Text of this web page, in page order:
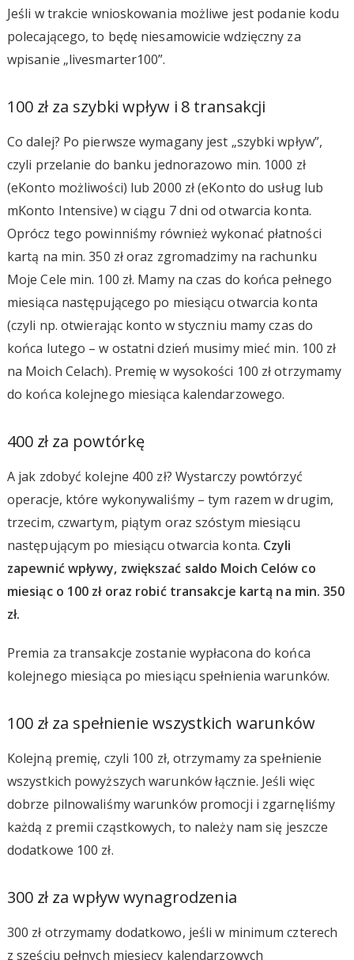
Jeśli w trakcie wnioskowania możliwe jest podanie kodu
polecającego, to będę niesamowicie wdzięczny za
wpisanie „livesmarter100”.
100 zł za szybki wpływ i 8 transakcji
Co dalej? Po pierwsze wymagany jest „szybki wpływ”,
czyli przelanie do banku jednorazowo min. 1000 zł
(eKonto możliwości) lub 2000 zł (eKonto do usług lub
mKonto Intensive) w ciągu 7 dni od otwarcia konta.
Oprócz tego powinniśmy również wykonać płatności
kartą na min. 350 zł oraz zgromadzimy na rachunku
Moje Cele min. 100 zł. Mamy na czas do końca pełnego
miesiąca następującego po miesiącu otwarcia konta
(czyli np. otwierając konto w styczniu mamy czas do
końca lutego – w ostatni dzień musimy mieć min. 100 zł
na Moich Celach). Premię w wysokości 100 zł otrzymamy
do końca kolejnego miesiąca kalendarzowego.
400 zł za powtórkę
A jak zdobyć kolejne 400 zł? Wystarczy powtórzyć
operacje, które wykonywaliśmy – tym razem w drugim,
trzecim, czwartym, piątym oraz szóstym miesiącu
następującym po miesiącu otwarcia konta. Czyli
zapewnić wpływy, zwiększać saldo Moich Celów co
miesiąc o 100 zł oraz robić transakcje kartą na min. 350
zł.
Premia za transakcje zostanie wypłacona do końca
kolejnego miesiąca po miesiącu spełnienia warunków.
100 zł za spełnienie wszystkich warunków
Kolejną premię, czyli 100 zł, otrzymamy za spełnienie
wszystkich powyższych warunków łącznie. Jeśli więc
dobrze pilnowaliśmy warunków promocji i zgarnęliśmy
każdą z premii cząstkowych, to należy nam się jeszcze
dodatkowe 100 zł.
300 zł za wpływ wynagrodzenia
300 zł otrzymamy dodatkowo, jeśli w minimum czterech
z sześciu pełnych miesięcy kalendarzowych